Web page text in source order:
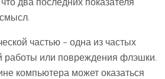
частью – одна из частых
работы или повреждения флэшки.
компьютера может оказаться